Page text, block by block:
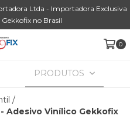
Ltda - Importadora Exclusiva
no Brasil
0
PRODUTOS
/
Adesivo Vinílico Gekkofix